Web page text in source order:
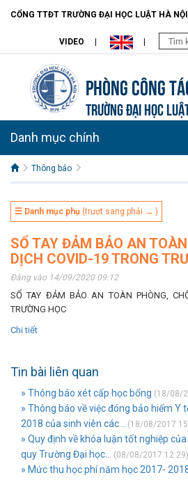
CỔNG TTĐT TRƯỜNG ĐẠI HỌC LUẬT HÀ NỘI
VIDEO
Phòng Công
TRƯỜNG ĐẠI HỌC
Danh mục chính
Thông báo
☰ Danh mục phụ (trượt sang phải → )
SỔ TAY ĐẢM BẢO AN
DỊCH COVID-19 TRONG
Đăng vào 14/09/2020 09:12
SỔ TAY ĐẢM BẢO AN TOÀN PHÒNG,
TRƯỜNG HỌC
Chi tiết
Tin bài liên quan
» Thông báo xét cấp học bổng (18/08/
» Thông báo về việc đóng bảo hiểm Y
2018 của sinh viên các...
(18/08/2017
» Quy định về khóa luận tốt nghiệp
quy Trường Đại học...
(08/08/2017 12:29)
» Mức thu học phí năm học 2017-